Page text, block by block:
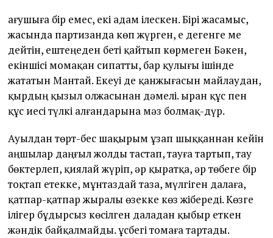
Қағушыға бір емес, екі адам ілескен. Бірі жасамыс,
жасында партизанда көп жүрген, е дегенге ме
дейтін, ештеңеден беті қайтып көрмеген Бәкен,
екіншісі момақан сипатты, бар қулығы ішінде
жататын Мантай. Екеуі де қанжығасын майлаудан,
қырдың қызыл олжасынан дәмелі. Қыран құс пен
құс иесі түлкі алғандарына мәз болмақ-дүр.
Ауылдан төрт-бес шақырым ұзап шыққаннан кейін
аңшылар даңғыл жолды тастап, тауға тартып, тау
бөктерлеп, қиялай жүріп, әр қыратқа, әр төбеге бір
тоқтап етекке, мұнтаздай таза, мүлгіген далаға,
қатпар-қатпар жыралы өзекке көз жібереді. Көзге
ілігер бұдырсыз көсілген даладан қыбыр еткен
жәндік байқалмайды. Құсбегі томаға тартады.